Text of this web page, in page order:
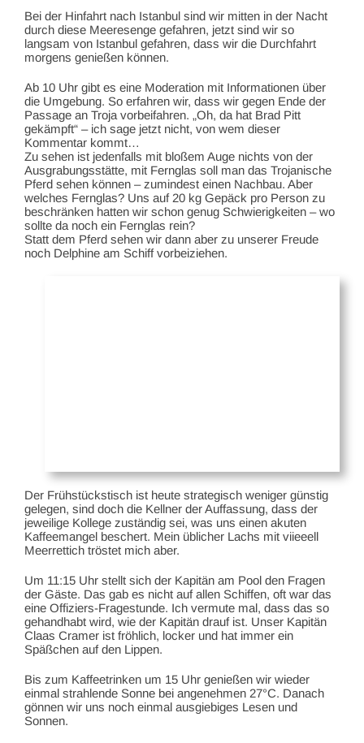
Bei der Hinfahrt nach Istanbul sind wir mitten in der Nacht
durch diese Meeresenge gefahren, jetzt sind wir so
langsam von Istanbul gefahren, dass wir die Durchfahrt
morgens genießen können.
Ab 10 Uhr gibt es eine Moderation mit Informationen über
die Umgebung. So erfahren wir, dass wir gegen Ende der
Passage an Troja vorbeifahren. „Oh, da hat Brad Pitt
gekämpft“ – ich sage jetzt nicht, von wem dieser
Kommentar kommt…
Zu sehen ist jedenfalls mit bloßem Auge nichts von der
Ausgrabungsstätte, mit Fernglas soll man das Trojanische
Pferd sehen können – zumindest einen Nachbau. Aber
welches Fernglas? Uns auf 20 kg Gepäck pro Person zu
beschränken hatten wir schon genug Schwierigkeiten – wo
sollte da noch ein Fernglas rein?
Statt dem Pferd sehen wir dann aber zu unserer Freude
noch Delphine am Schiff vorbeiziehen.
Der Frühstückstisch ist heute strategisch weniger günstig
gelegen, sind doch die Kellner der Auffassung, dass der
jeweilige Kollege zuständig sei, was uns einen akuten
Kaffeemangel beschert. Mein üblicher Lachs mit viieeell
Meerrettich tröstet mich aber.
Um 11:15 Uhr stellt sich der Kapitän am Pool den Fragen
der Gäste. Das gab es nicht auf allen Schiffen, oft war das
eine Offiziers-Fragestunde. Ich vermute mal, dass das so
gehandhabt wird, wie der Kapitän drauf ist. Unser Kapitän
Claas Cramer ist fröhlich, locker und hat immer ein
Späßchen auf den Lippen.
Bis zum Kaffeetrinken um 15 Uhr genießen wir wieder
einmal strahlende Sonne bei angenehmen 27°C. Danach
gönnen wir uns noch einmal ausgiebiges Lesen und
Sonnen.